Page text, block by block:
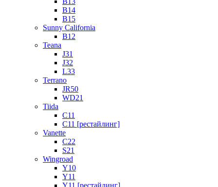
B14
B15
Sunny California
B12
Teana
J31
J32
L33
Terrano
JR50
WD21
Tiida
C11
C11 [рестайлинг]
Vanette
C22
S21
Wingroad
Y10
Y11
Y11 [рестайлинг]